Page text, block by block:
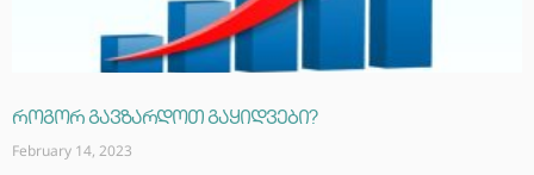
როგორ გავზარდოთ გაყიდვები?
February 14, 2023